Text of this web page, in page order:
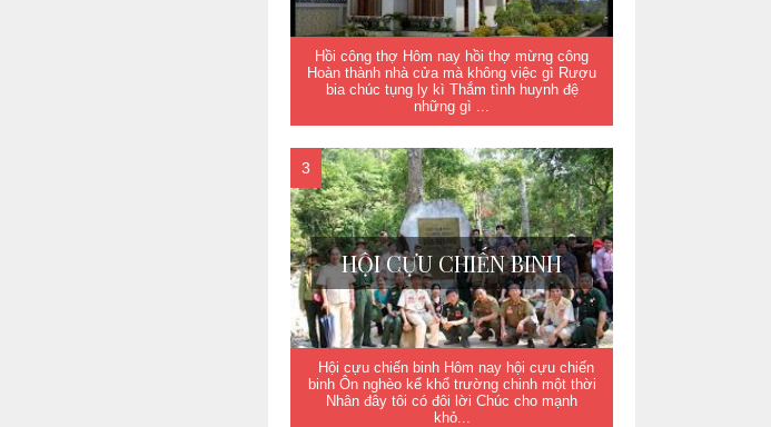
Hồi công thợ Hôm nay hồi thợ mừng công
Hoàn thành nhà cửa mà không việc gì Rượu
bia chúc tụng ly kì Thắm tình huynh đệ
những gì ...
HỘI CỰU CHIẾN BINH
Hội cựu chiến binh Hôm nay hội cựu chiến
binh Ôn nghèo kể khổ trường chinh một thời
Nhân đây tôi có đôi lời Chúc cho mạnh
khỏ...